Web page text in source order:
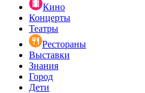
Кино
Концерты
Театры
Рестораны
Выставки
Знания
Город
Дети